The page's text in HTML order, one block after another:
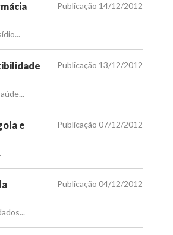
Publicação 14/12/2012
Publicação 13/12/2012
e
Publicação 07/12/2012
Publicação 04/12/2012